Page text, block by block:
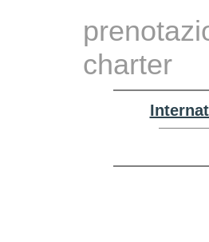
charter